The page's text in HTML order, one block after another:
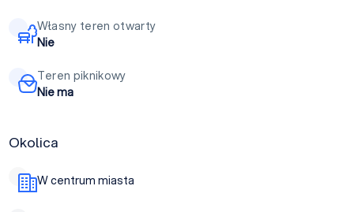
Własny teren otwarty
Nie
Teren piknikowy
Nie ma
Okolica
W centrum miasta